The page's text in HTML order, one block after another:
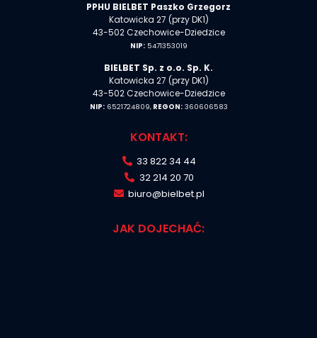
PPHU BIELBET Paszko Grzegorz
Katowicka 27 (przy DK1)
43-502 Czechowice-Dziedzice
NIP:5471353019
BIELBET Sp. z o.o. Sp. K.
Katowicka 27 (przy DK1)
43-502 Czechowice-Dziedzice
NIP:6521724809,REGON:360606583
KONTAKT:
33 822 34 44
32 214 20 70
biuro@bielbet.pl
JAK DOJECHAĆ: